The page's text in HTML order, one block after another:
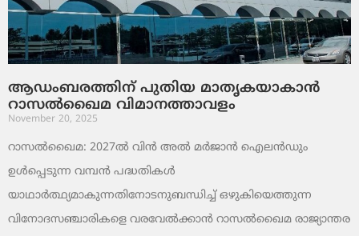
ആഡംബരത്തിന് പുതിയ മാതൃകയാകാൻ
റാസൽഖൈമ വിമാനത്താവളം
November 20, 2025
റാസൽഖൈമ: 2027ൽ വിൻ അൽ മർജാൻ ഐലൻഡും
ഉൾപ്പെടുന്ന വമ്പൻ പദ്ധതികൾ
യാഥാർത്ഥ്യമാകുന്നതിനോടനുബന്ധിച്ച് ഒഴുകിയെത്തുന്ന
വിനോദസഞ്ചാരികളെ വരവേൽക്കാൻ റാസൽഖൈമ രാജ്യാന്തര